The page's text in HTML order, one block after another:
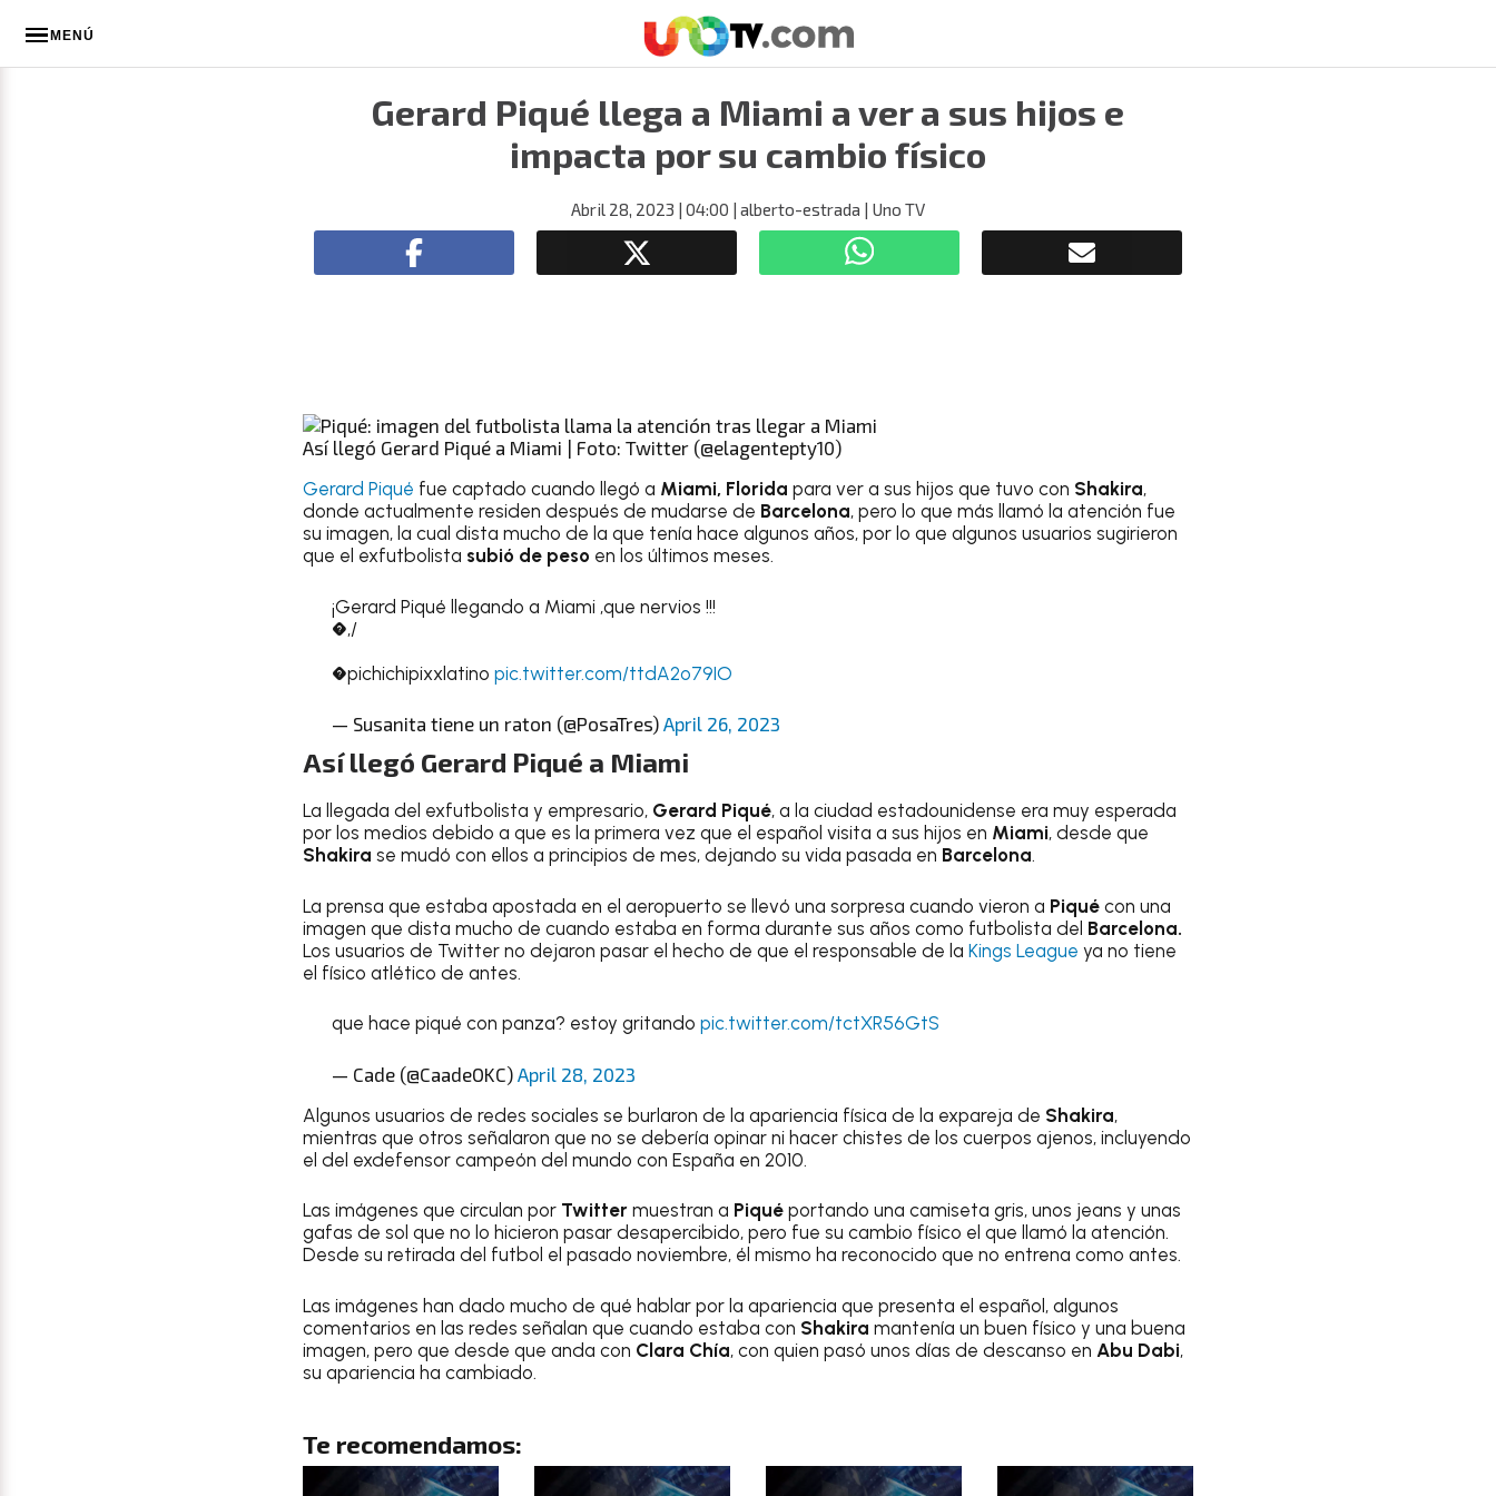
MENÚ
Gerard Piqué llega a Miami a ver a sus hijos e
impacta por su cambio físico
Abril 28, 2023 | 04:00 | alberto-estrada | Uno TV
Así llegó Gerard Piqué a Miami | Foto: Twitter (@elagentepty10)
Gerard Piqué fue captado cuando llegó a Miami, Florida para ver a sus hijos que tuvo con Shakira,
donde actualmente residen después de mudarse de Barcelona, pero lo que más llamó la atención fue
su imagen, la cual dista mucho de la que tenía hace algunos años, por lo que algunos usuarios sugirieron
que el exfutbolista subió de peso en los últimos meses.
¡Gerard Piqué llegando a Miami ,que nervios !!!
�,/
�pichichipixxlatino pic.twitter.com/ttdA2o79IO
— Susanita tiene un raton (@PosaTres) April 26, 2023
Así llegó Gerard Piqué a Miami
La llegada del exfutbolista y empresario, Gerard Piqué, a la ciudad estadounidense era muy esperada
por los medios debido a que es la primera vez que el español visita a sus hijos en Miami, desde que
Shakira se mudó con ellos a principios de mes, dejando su vida pasada en Barcelona.
La prensa que estaba apostada en el aeropuerto se llevó una sorpresa cuando vieron a Piqué con una
imagen que dista mucho de cuando estaba en forma durante sus años como futbolista del Barcelona.
Los usuarios de Twitter no dejaron pasar el hecho de que el responsable de la Kings League ya no tiene
el físico atlético de antes.
que hace piqué con panza? estoy gritando pic.twitter.com/tctXR56GtS
— Cade (@CaadeOKC) April 28, 2023
Algunos usuarios de redes sociales se burlaron de la apariencia física de la expareja de Shakira,
mientras que otros señalaron que no se debería opinar ni hacer chistes de los cuerpos ajenos, incluyendo
el del exdefensor campeón del mundo con España en 2010.
Las imágenes que circulan por Twitter muestran a Piqué portando una camiseta gris, unos jeans y unas
gafas de sol que no lo hicieron pasar desapercibido, pero fue su cambio físico el que llamó la atención.
Desde su retirada del futbol el pasado noviembre, él mismo ha reconocido que no entrena como antes.
Las imágenes han dado mucho de qué hablar por la apariencia que presenta el español, algunos
comentarios en las redes señalan que cuando estaba con Shakira mantenía un buen físico y una buena
imagen, pero que desde que anda con Clara Chía, con quien pasó unos días de descanso en Abu Dabi,
su apariencia ha cambiado.
Te recomendamos: